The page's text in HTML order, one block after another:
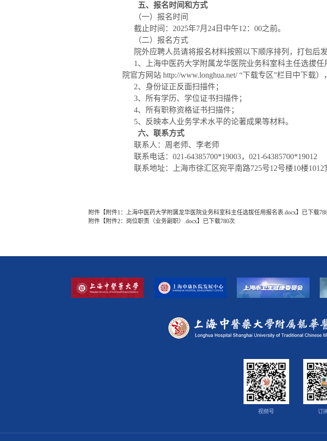
五、报名时间和方式
（一）报名时间
截止时间： 2025年7月 24日中午12 ： 00之前。
（二）报名方式
院外应聘人员请将报名材料按照以下顺序排列，打包后
1 、上海中医药大学附属龙华医院业务科室科主任选拔
院官方网站 http://www.longhua.net/“下载专区”栏目中下载）
2、身份证正反面扫描件；
3、所有学历、学位证书扫描件；
4、所有职称资格证书扫描件；
5、反映本人业务学术水平的论著成果等材料。
六、联系方式
联系人：周老师、李老师
联系电话： 021-64385700*19003， 021-64385700*19012
联系地址：上海市徐汇区宛平南路725号12号楼10楼1012
附件【附件1：上海中医药大学附属龙华医院业务科室科主任选拔任用报名表.docx】已下载
附件【附件2：岗位职责（业务副职）.docx】已下载780次
视频号 订